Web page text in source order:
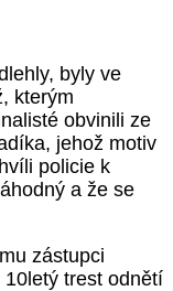
, byly ve
kterým
obvinili ze
jehož motiv
policie k
a že se
zástupci
trest odnětí